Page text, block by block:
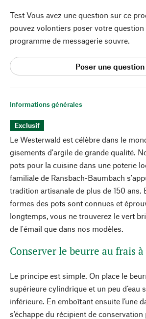
Informations générales
Exclusif
Le Westerwald est célèbre dans le
gisements d'argile de grande qualité.
pots pour la cuisine dans une poterie
familiale de Ransbach-Baumbach
tradition artisanale de plus de 150 ans.
formes des pots sont connues et
longtemps, vous ne trouverez le vert
de l'émail que dans nos modèles.
Conserver le beurre au frais
Le principe est simple. On place le
supérieure cylindrique et un peu d’eau
inférieure. En emboîtant ensuite l’une
s’échappe du récipient de
Test Vous avez une question sur ce
pouvez volontiers poser votre
programme de messagerie souvre.
Poser une question